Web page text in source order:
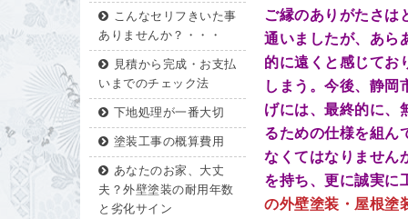
こんなセリフきいた事
ありませんか？・・・
見積から完成・お支払
いまでのチェック法
下地処理が一番大切
塗装工事の概算費用
あなたのお家、大丈
夫？外壁塗装の耐用年数
と劣化サイン
ご縁のありがたさは
通いましたが、あら
的に遠くと感じてお
しまう。今後、静岡
げには、最終的に、
るための仕様を組ん
なくてはなりません
を持ち、更に誠実に
の外壁塗装・屋根塗